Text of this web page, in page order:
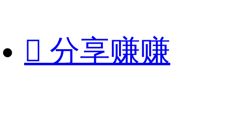
 分享赚赚